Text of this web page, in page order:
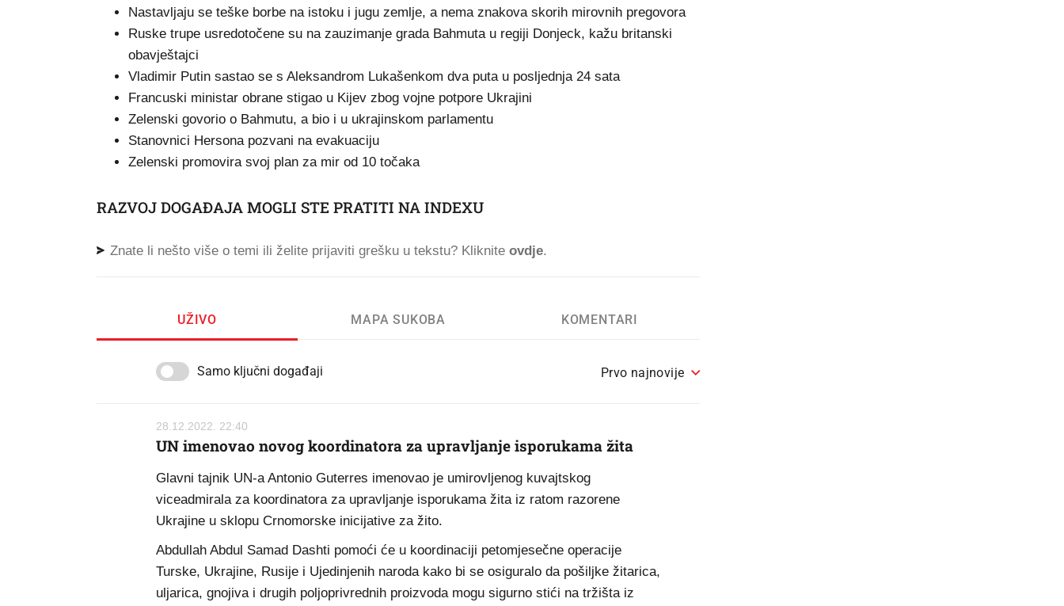
Nastavljaju se teške borbe na istoku i jugu zemlje, a nema znakova skorih mirovnih pregovora
Ruske trupe usredotočene su na zauzimanje grada Bahmuta u regiji Donjeck, kažu britanski
obavještajci
Vladimir Putin sastao se s Aleksandrom Lukašenkom dva puta u posljednja 24 sata
Francuski ministar obrane stigao u Kijev zbog vojne potpore Ukrajini
Zelenski govorio o Bahmutu, a bio i u ukrajinskom parlamentu
Stanovnici Hersona pozvani na evakuaciju
Zelenski promovira svoj plan za mir od 10 točaka
RAZVOJ DOGAĐAJA MOGLI STE PRATITI NA INDEXU
Znate li nešto više o temi ili želite prijaviti grešku u tekstu? Kliknite ovdje.
UŽIVO MAPA SUKOBA KOMENTARI
Samo ključni događaji Prvo najnovije
28.12.2022. 22:40
UN imenovao novog koordinatora za upravljanje isporukama žita
Glavni tajnik UN-a Antonio Guterres imenovao je umirovljenog kuvajtskog
viceadmirala za koordinatora za upravljanje isporukama žita iz ratom razorene
Ukrajine u sklopu Crnomorske inicijative za žito.
Abdullah Abdul Samad Dashti pomoći će u koordinaciji petomjesečne operacije
Turske, Ukrajine, Rusije i Ujedinjenih naroda kako bi se osiguralo da pošiljke žitarica,
uljarica, gnojiva i drugih poljoprivrednih proizvoda mogu sigurno stići na tržišta iz